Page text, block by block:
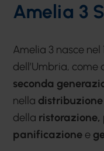
Amelia 3
Amelia 3 nasce nel
dell’Umbria,
seconda
nella
della
panificazione e